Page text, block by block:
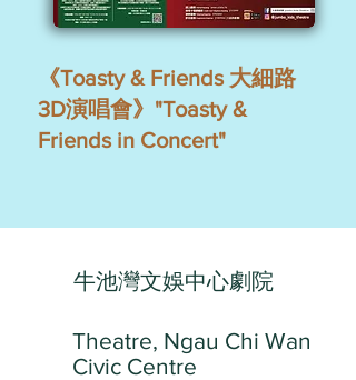
《Toasty & Friends 大細路
3D演唱會》"Toasty &
Friends in Concert"
牛池灣文娛中心劇院
Theatre, Ngau Chi Wan
Civic Centre